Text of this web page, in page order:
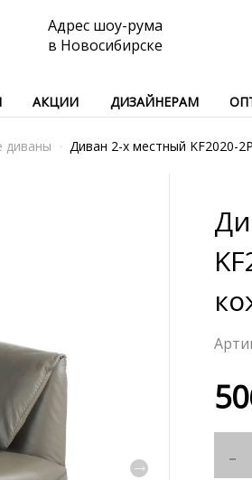
Адрес шоу-рума
в Новосибирске
АКЦИИ ДИЗАЙНЕРАМ
диваны Диван 2-х местный KF2020-